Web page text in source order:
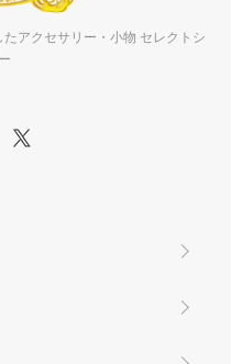
アクセサリー・小物 セレクトシ